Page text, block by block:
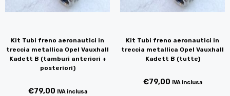
Kit Tubi freno aeronautici in
treccia metallica Opel Vauxhall
Kadett B (tamburi anteriori +
posteriori)
€79,00 IVA inclusa
Kit Tubi freno aeronautici in
treccia metallica Opel Vauxhall
Kadett B (tutte)
€79,00 IVA inclusa